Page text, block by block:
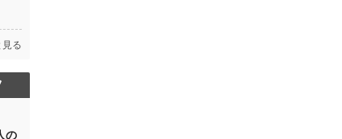
見る
の